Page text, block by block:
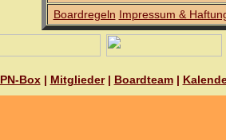
Boardregeln Impressum &
PN-Box| Mitglieder| Boardteam|